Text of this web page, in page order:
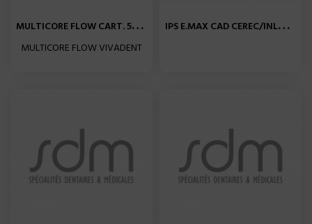
M
ULTICORE FLOW CART. 50 G...
MULTICORE FLOW VIVADENT
I
PS E.MAX CAD CEREC/INLAB...